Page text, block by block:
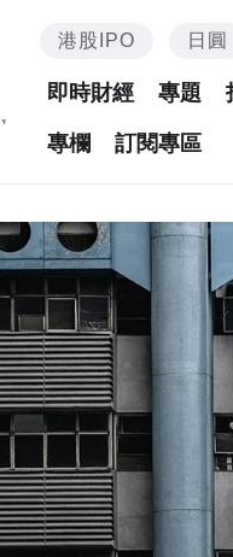
港股IPO 日圓
即時財經 專題
專欄 訂閱專區